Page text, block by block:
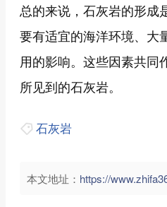
总的来说，石灰岩的形成
要有适宜的海洋环境、大
用的影响。这些因素共同
所见到的石灰岩。
石灰岩
本文地址：